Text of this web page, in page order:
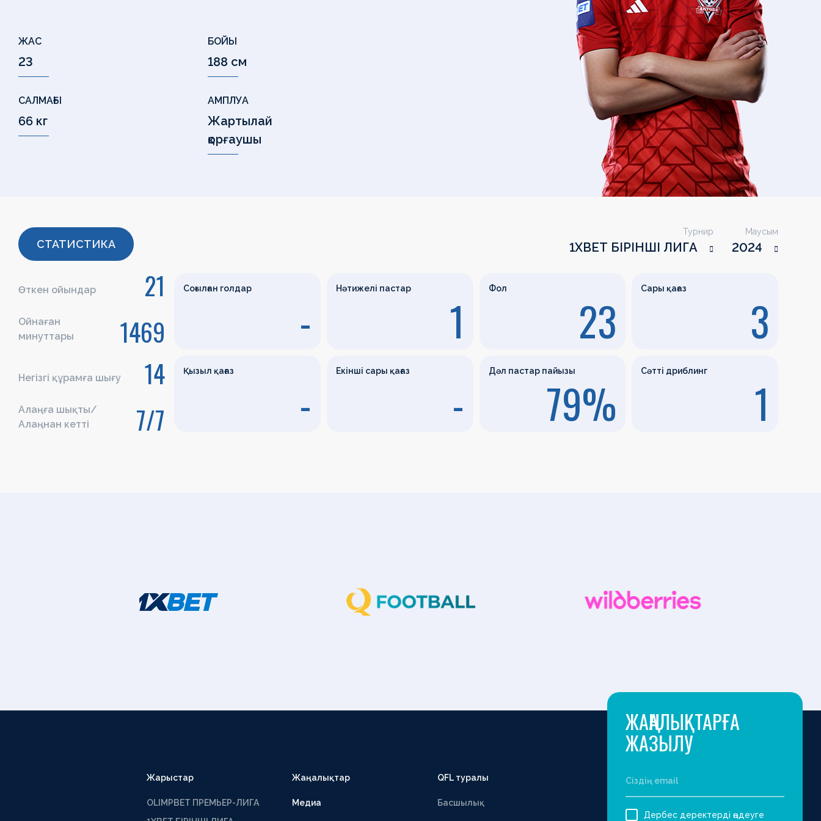
ЖАС
23
БОЙЫ
188 см
САЛМАҒЫ
66 кг
АМПЛУА
Жартылай
қорғаушы
СТАТИСТИКА
Турнир
1XBET БІРІНШІ ЛИГА
Маусым
2024
Өткен ойындар 21
Ойнаған
минуттары
1469
Негізгі құрамға шығу 14
Алаңға шықты/
Алаңнан кетті
7/7
Соғылған голдар
-
Нәтижелі пастар
1
Фол
23
Сары қағаз
3
Қызыл қағаз
-
Екінші сары қағаз
-
Дәл пастар пайызы
79%
Сәтті дриблинг
1
Жарыстар
OLIMPBET ПРЕМЬЕР-ЛИГА
Жаңалықтар
Медиа
QFL туралы
Басшылық
ЖАҢАЛЫҚТАРҒА
ЖАЗЫЛУ
Дербес деректерді өңдеуге